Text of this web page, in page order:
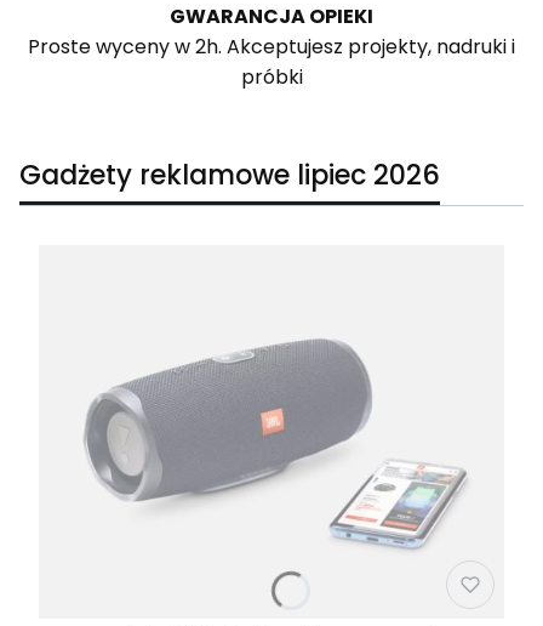
GWARANCJA OPIEKI
Proste wyceny w 2h. Akceptujesz projekty, nadruki i
próbki
Gadżety reklamowe lipiec 2026